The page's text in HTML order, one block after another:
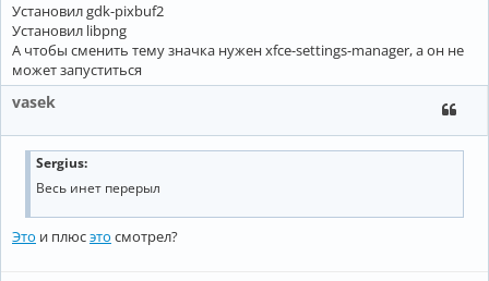
Установил gdk-pixbuf2
Установил libpng
А чтобы сменить тему значка нужен xfce-settings-manager, а он не
может запуститься
vasek
Sergius:
Весь инет перерыл
Это и плюсэто смотрел?